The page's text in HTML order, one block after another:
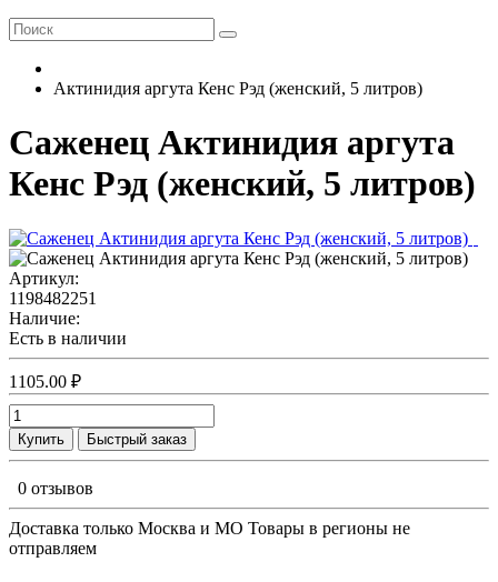
Актинидия аргута Кенс Рэд (женский, 5 литров)
Саженец Актинидия аргута
Кенс Рэд (женский, 5 литров)
Артикул:
1198482251
Наличие:
Есть в наличии
1105.00 ₽
Купить Быстрый заказ
0 отзывов
Доставка только Москва и МО Товары в регионы не
отправляем